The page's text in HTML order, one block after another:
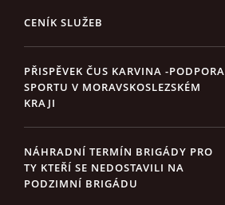
CENÍK SLUŽEB
PŘISPĚVEK ČUS KARVINA -PODPORA
SPORTU V MORAVSKOSLEZSKÉM
KRAJI
NÁHRADNÍ TERMÍN BRIGÁDY PRO
TY KTEŘÍ SE NEDOSTAVILI NA
PODZIMNÍ BRIGÁDU